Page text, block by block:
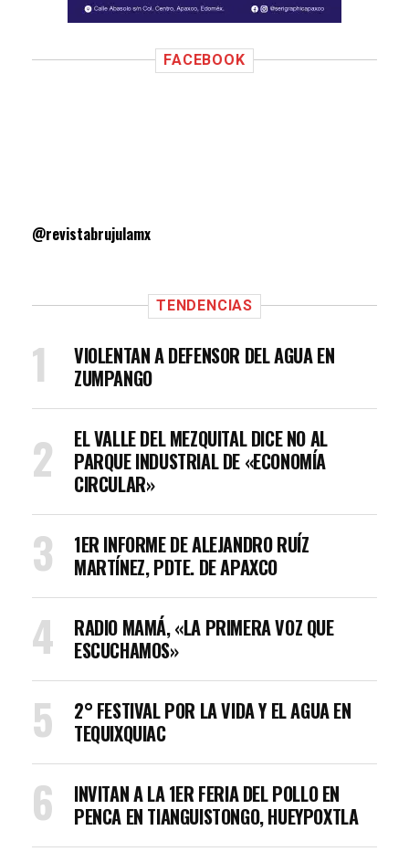
FACEBOOK
@revistabrujulamx
TENDENCIAS
VIOLENTAN A DEFENSOR DEL AGUA EN
ZUMPANGO
EL VALLE DEL MEZQUITAL DICE NO AL
PARQUE INDUSTRIAL DE «ECONOMÍA
CIRCULAR»
1ER INFORME DE ALEJANDRO RUÍZ
MARTÍNEZ, PDTE. DE APAXCO
RADIO MAMÁ, «LA PRIMERA VOZ QUE
ESCUCHAMOS»
2° FESTIVAL POR LA VIDA Y EL AGUA EN
TEQUIXQUIAC
INVITAN A LA 1ER FERIA DEL POLLO EN
PENCA EN TIANGUISTONGO, HUEYPOXTLA